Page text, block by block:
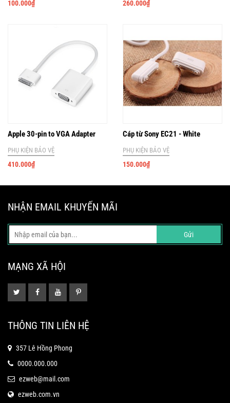
100.000₫ 260.000₫
Apple 30-pin to VGA Adapter
PHỤ KIỆN BẢO VỆ
410.000₫
Cáp từ Sony EC21 - White
PHỤ KIỆN BẢO VỆ
150.000₫
NHẬN EMAIL KHUYẾN MÃI
Gửi
MẠNG XÃ HỘI
THÔNG TIN LIÊN HỆ
357 Lê Hồng Phong
0000.000.000
ezweb@mail.com
ezweb.com.vn